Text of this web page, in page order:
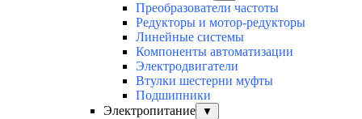
Преобразователи частоты
Редукторы и мотор-редукторы
Линейные системы
Компоненты автоматизации
Электродвигатели
Втулки шестерни муфты
Подшипники
Электропитание
▼